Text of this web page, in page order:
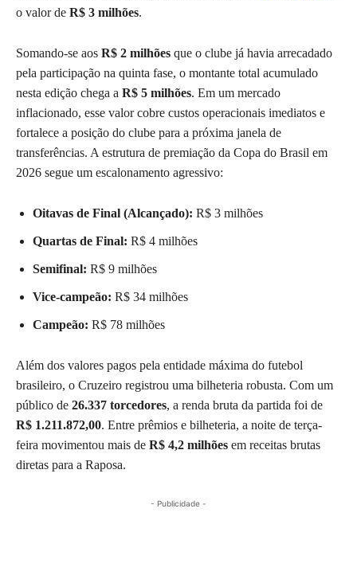
o valor de R$ 3 milhões.
Somando-se aos R$ 2 milhões que o clube já havia arrecadado
pela participação na quinta fase, o montante total acumulado
nesta edição chega a R$ 5 milhões. Em um mercado
inflacionado, esse valor cobre custos operacionais imediatos e
fortalece a posição do clube para a próxima janela de
transferências. A estrutura de premiação da Copa do Brasil em
2026 segue um escalonamento agressivo:
Oitavas de Final (Alcançado): R$ 3 milhões
Quartas de Final: R$ 4 milhões
Semifinal: R$ 9 milhões
Vice-campeão: R$ 34 milhões
Campeão: R$ 78 milhões
Além dos valores pagos pela entidade máxima do futebol
brasileiro, o Cruzeiro registrou uma bilheteria robusta. Com um
público de 26.337 torcedores, a renda bruta da partida foi de
R$ 1.211.872,00. Entre prêmios e bilheteria, a noite de terça-
feira movimentou mais de R$ 4,2 milhões em receitas brutas
diretas para a Raposa.
- Publicidade -